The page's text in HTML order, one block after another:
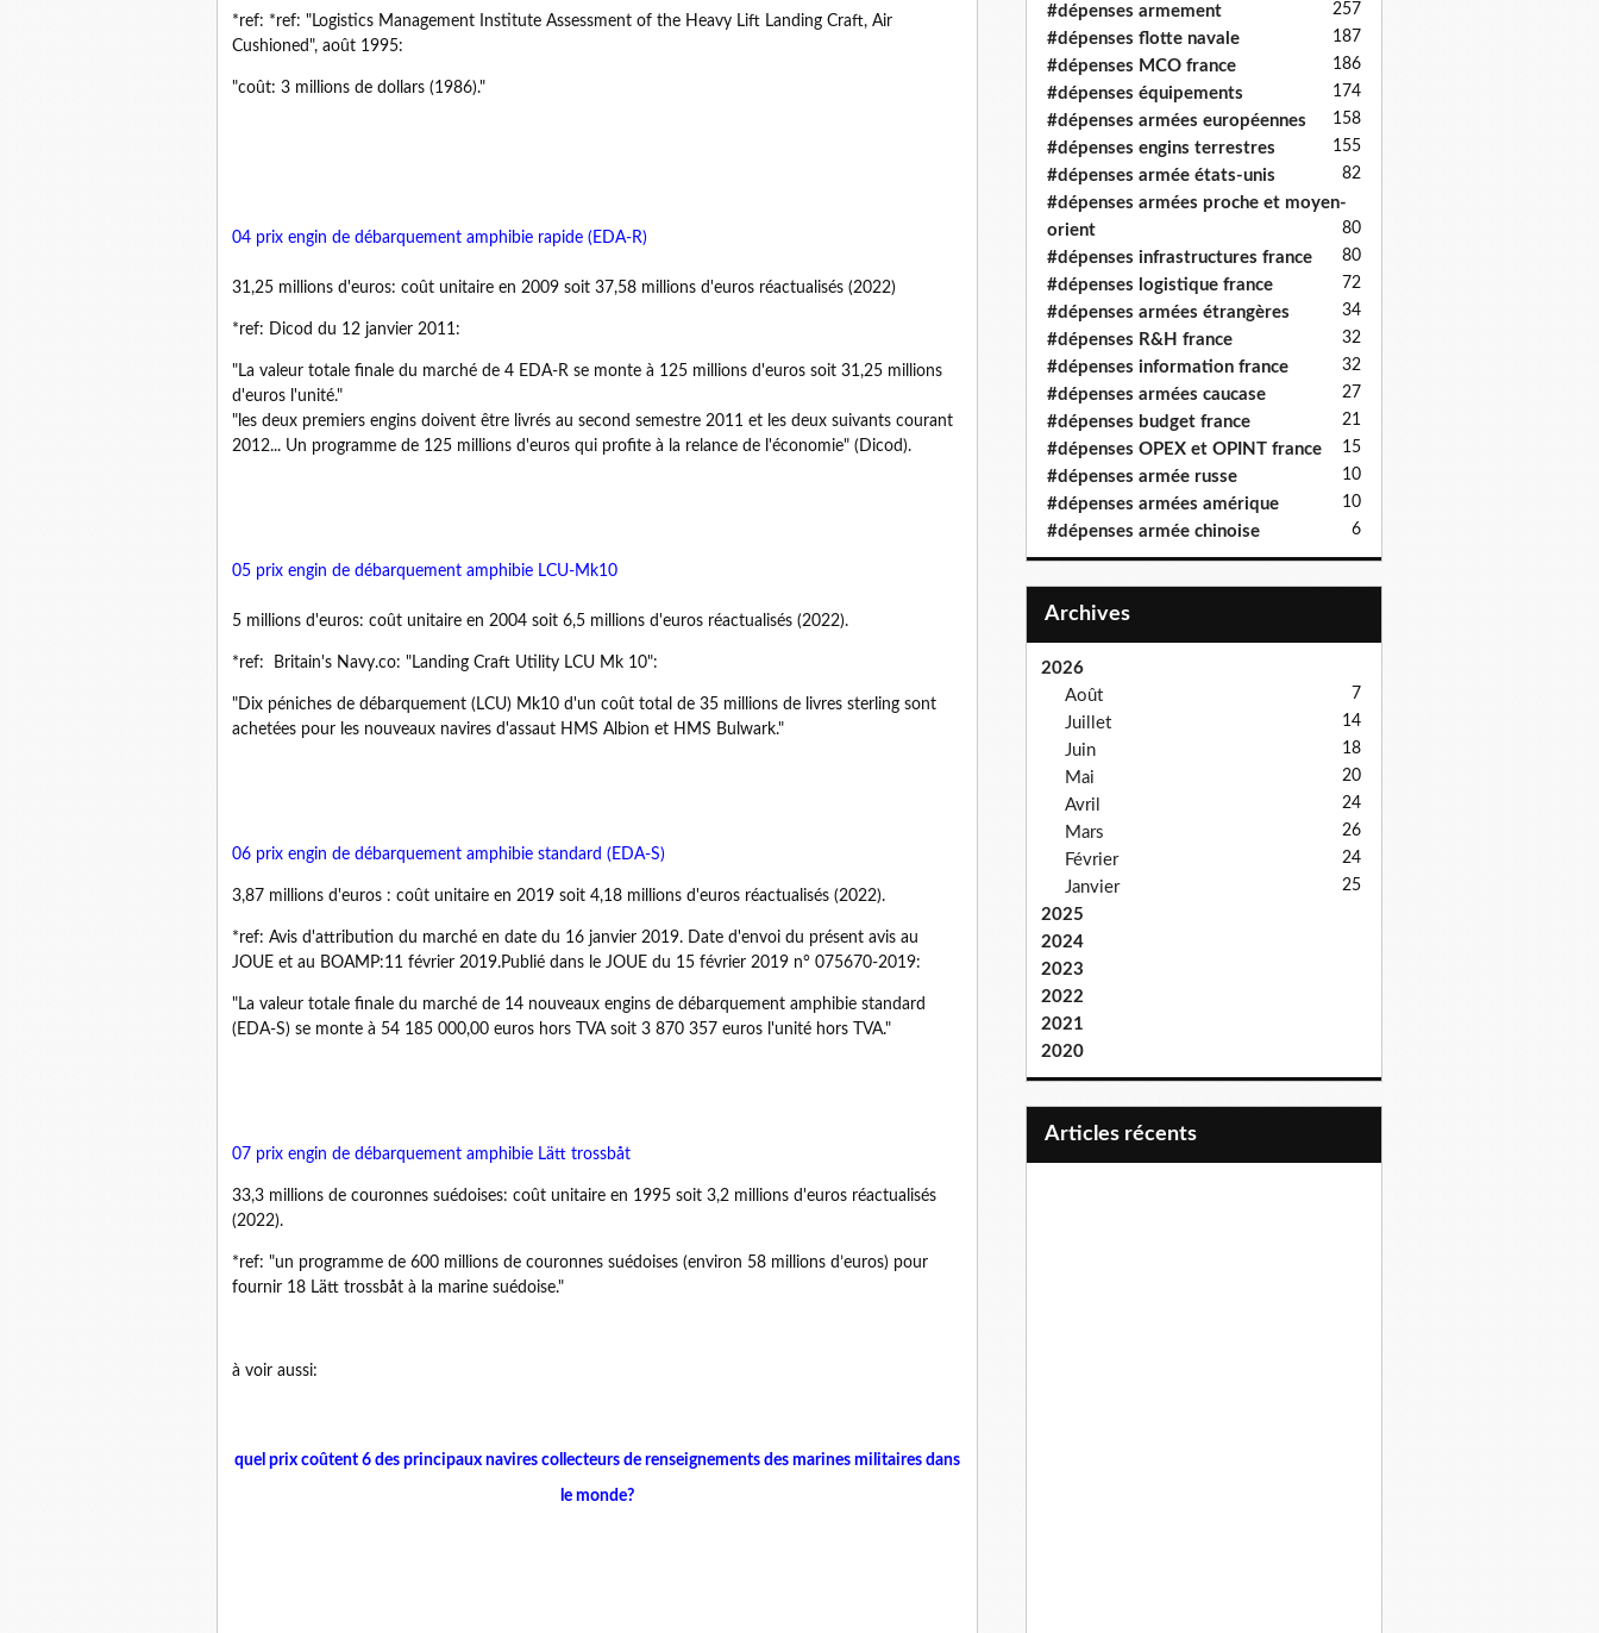
*ref: *ref: "Logistics Management Institute Assessment of the Heavy Lift Landing Craft, Air
Cushioned", août 1995:
"coût: 3 millions de dollars (1986)."
04 prix engin de débarquement amphibie rapide (EDA-R)
31,25 millions d'euros: coût unitaire en 2009 soit 37,58 millions d'euros réactualisés (2022)
*ref: Dicod du 12 janvier 2011:
"La valeur totale finale du marché de 4 EDA-R se monte à 125 millions d'euros soit 31,25 millions
d'euros l'unité."
"les deux premiers engins doivent être livrés au second semestre 2011 et les deux suivants courant
2012... Un programme de 125 millions d'euros qui profite à la relance de l'économie" (Dicod).
05 prix engin de débarquement amphibie LCU-Mk10
5 millions d'euros: coût unitaire en 2004 soit 6,5 millions d'euros réactualisés (2022).
*ref: Britain's Navy.co: "Landing Craft Utility LCU Mk 10":
"Dix péniches de débarquement (LCU) Mk10 d'un coût total de 35 millions de livres sterling sont
achetées pour les nouveaux navires d'assaut HMS Albion et HMS Bulwark."
06 prix engin de débarquement amphibie standard (EDA-S)
3,87 millions d'euros : coût unitaire en 2019 soit 4,18 millions d'euros réactualisés (2022).
*ref: Avis d'attribution du marché en date du 16 janvier 2019. Date d'envoi du présent avis au
JOUE et au BOAMP:11 février 2019.Publié dans le JOUE du 15 février 2019 n° 075670-2019:
"La valeur totale finale du marché de 14 nouveaux engins de débarquement amphibie standard
(EDA-S) se monte à 54 185 000,00 euros hors TVA soit 3 870 357 euros l'unité hors TVA."
07 prix engin de débarquement amphibie Lätt trossbåt
33,3 millions de couronnes suédoises: coût unitaire en 1995 soit 3,2 millions d'euros réactualisés
(2022).
*ref: "un programme de 600 millions de couronnes suédoises (environ 58 millions d’euros) pour
fournir 18 Lätt trossbåt à la marine suédoise."
à voir aussi:
quel prix coûtent 6 des principaux navires collecteurs de renseignements des marines militaires dans
le monde?
#dépenses armement 257
#dépenses flotte navale 187
#dépenses MCO france 186
#dépenses équipements 174
#dépenses armées européennes 158
#dépenses engins terrestres 155
#dépenses armée états-unis 82
#dépenses armées proche et moyen-
orient
80
#dépenses infrastructures france 80
#dépenses logistique france 72
#dépenses armées étrangères 34
#dépenses R&H france 32
#dépenses information france 32
#dépenses armées caucase 27
#dépenses budget france 21
#dépenses OPEX et OPINT france 15
#dépenses armée russe 10
#dépenses armées amérique 10
#dépenses armée chinoise 6
Archives
2026
Août
7
Juillet 14
Juin 18
Mai 20
Avril 24
Mars 26
Février 24
Janvier 25
2025
2024
2023
2022
2021
2020
articles récents